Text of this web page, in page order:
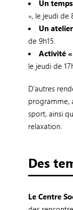
Un
», le jeudi de
Un
de 9h15.
Activité
le jeudi de
D’autres
programme,
sport, ainsi
relaxation.
Des
Le Centre